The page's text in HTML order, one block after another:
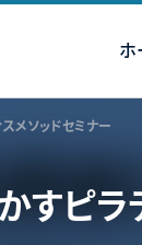
ホ
メソッドセミナー
すピラ